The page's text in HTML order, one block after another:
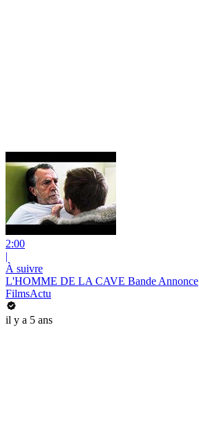
2:00
|
À suivre
L'HOMME DE LA CAVE Bande Annonce
FilmsActu
il y a 5 ans